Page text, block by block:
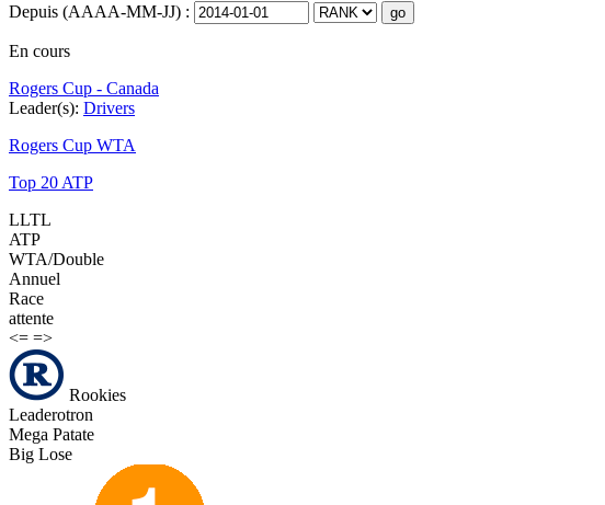
Depuis (AAAA-MM-JJ) :
En cours
Rogers Cup - Canada
Leader(s): Drivers
Rogers Cup WTA
Top 20 ATP
LLTL
ATP
WTA/Double
Annuel
Race
attente
<= =>
Rookies
Leaderotron
Mega Patate
Big Lose